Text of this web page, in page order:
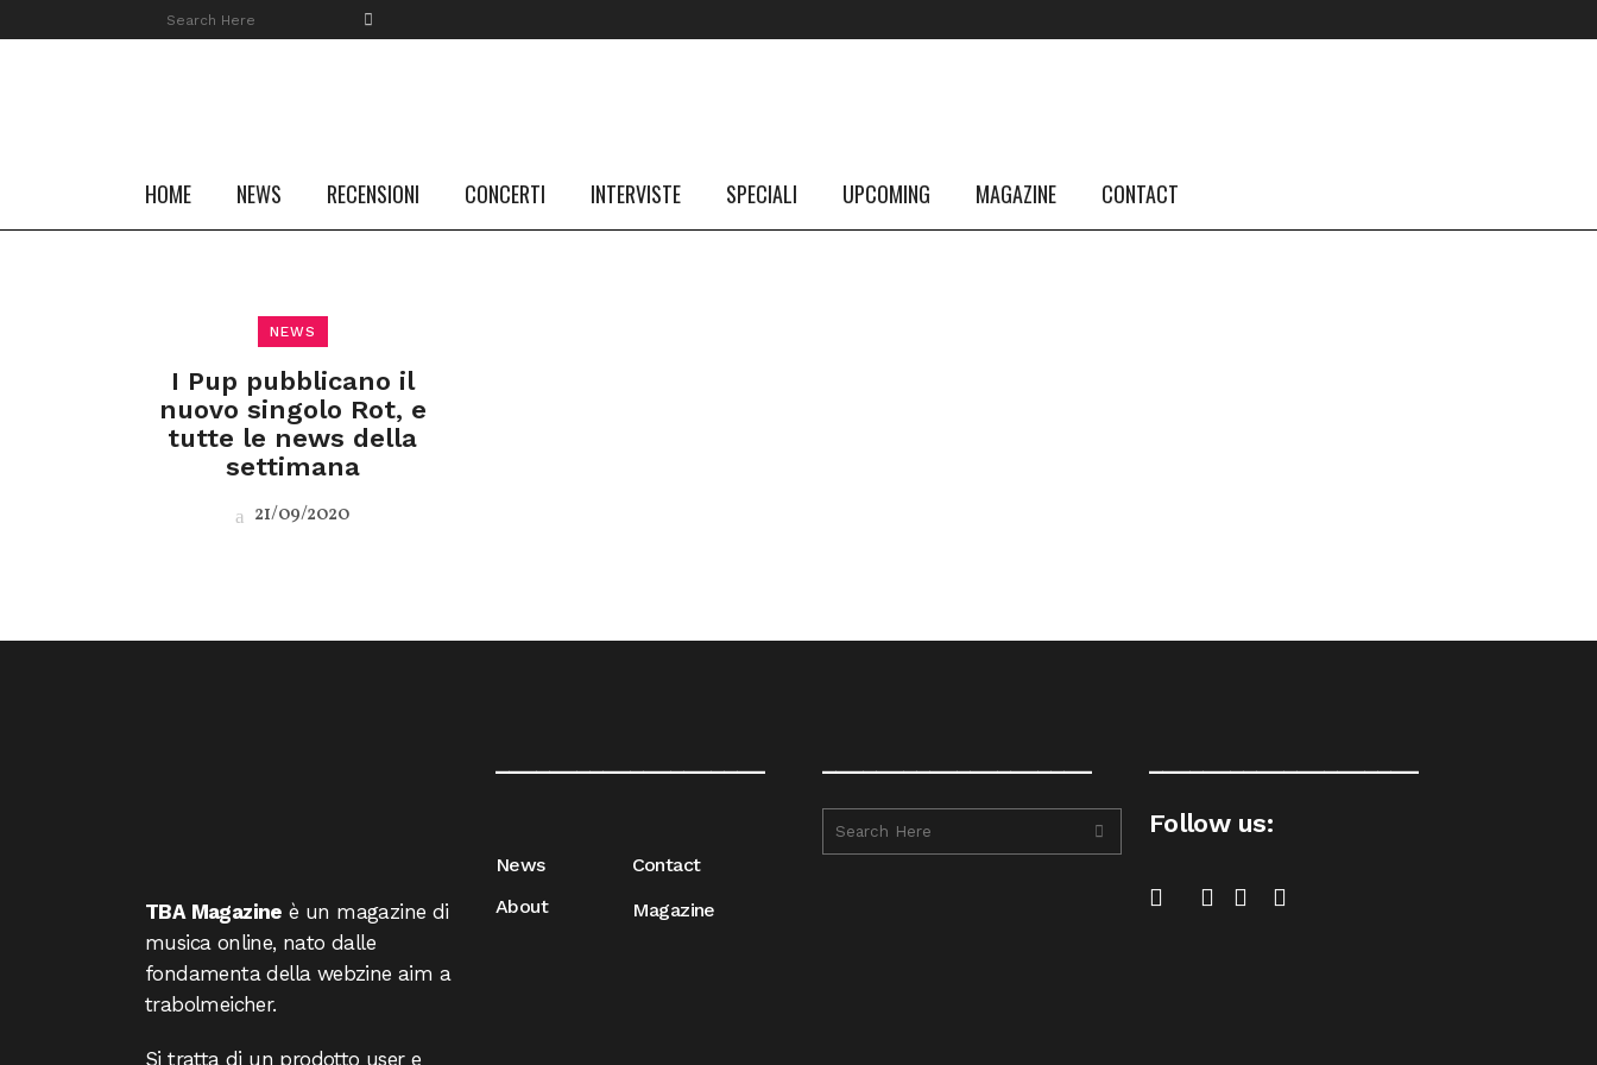
HOME NEWS RECENSIONI CONCERTI INTERVISTE SPECIALI UPCOMING MAGAZINE CONTACT
NEWS
I Pup pubblicano il
nuovo singolo Rot, e
tutte le news della
settimana
21/09/2020
FOLLOW US #TBA
INSTAGRAM FEED
TBA Magazine è un magazine di
musica online, nato dalle
fondamenta della webzine aim a
trabolmeicher.
Si tratta di un prodotto user e
News
About
Contact
Magazine
Follow us: